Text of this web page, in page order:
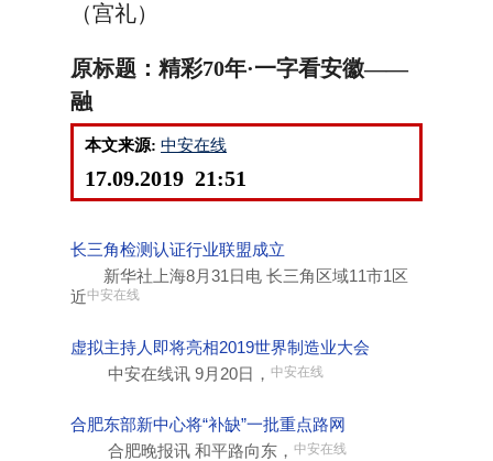
（宫礼）
原标题：精彩70年·一字看安徽——
融
本文来源: 中安在线
17.09.2019 21:51
长三角检测认证行业联盟成立
新华社上海8月31日电 长三角区域11市1区
近中安在线
虚拟主持人即将亮相2019世界制造业大会
中安在线讯 9月20日， 中安在线
合肥东部新中心将“补缺”一批重点路网
合肥晚报讯 和平路向东， 中安在线